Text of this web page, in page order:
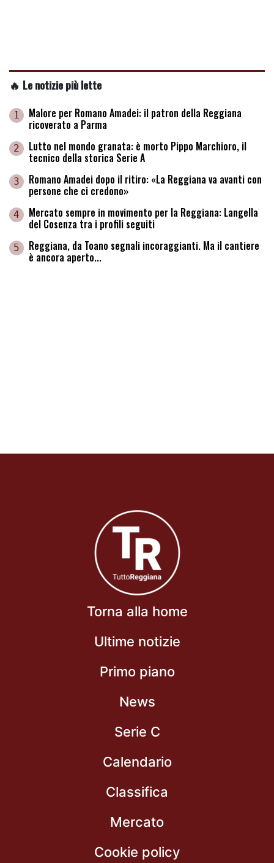
🔥 Le notizie più lette
1 Malore per Romano Amadei: il patron della Reggiana
ricoverato a Parma
2 Lutto nel mondo granata: è morto Pippo Marchioro, il
tecnico della storica Serie A
3 Romano Amadei dopo il ritiro: «La Reggiana va avanti con
persone che ci credono»
4 Mercato sempre in movimento per la Reggiana: Langella
del Cosenza tra i profili seguiti
5 Reggiana, da Toano segnali incoraggianti. Ma il cantiere
è ancora aperto...
Torna alla home
Ultime notizie
Primo piano
News
Serie C
Calendario
Classifica
Mercato
Cookie policy